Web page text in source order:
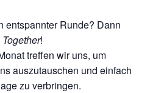
entspannter Runde? Dann
!
treffen wir uns, um
auszutauschen und einfach
zu verbringen.